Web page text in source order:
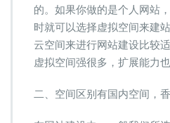
的。如果你做的是个人网站
时就可以选择虚拟空间来建
云空间来进行网站建设比较
虚拟空间强很多，扩展能力也
二、空间区别有国内空间，